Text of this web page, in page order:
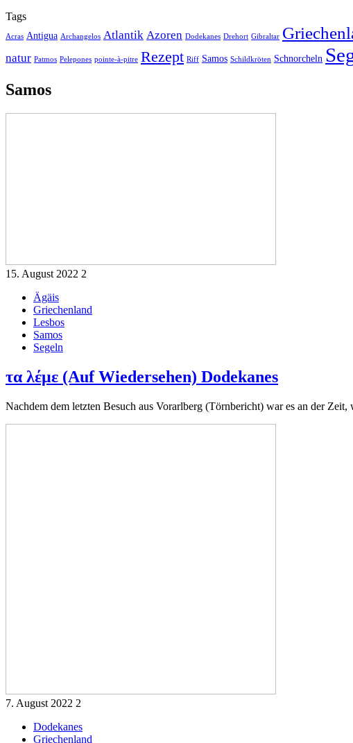
Tags
Acras Antigua Archangelos Atlantik Azoren Dodekanes Drehort Gibraltar
natur Patmos Pelepones pointe-à-pitre Rezept Riff Samos Schildkröten Schnorcheln
Samos
15. August 2022 2
Ägäis
Griechenland
Lesbos
Samos
Segeln
τα λέμε (Auf Wiedersehen) Dodekanes
Nachdem dem letzten Besuch aus Vorarlberg (Törnbericht) war es an der
7. August 2022 2
Dodekanes
Griechenland